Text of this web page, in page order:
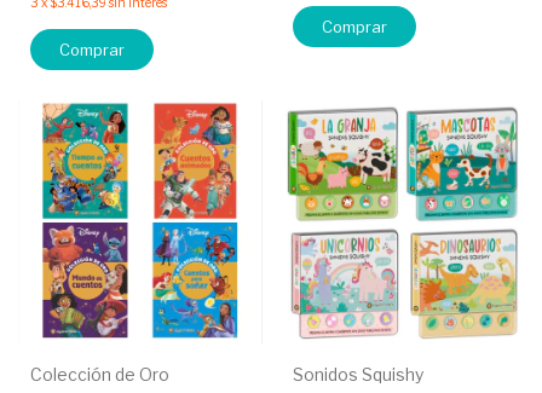
Comprar
Comprar
Colección de Oro Sonidos Squishy